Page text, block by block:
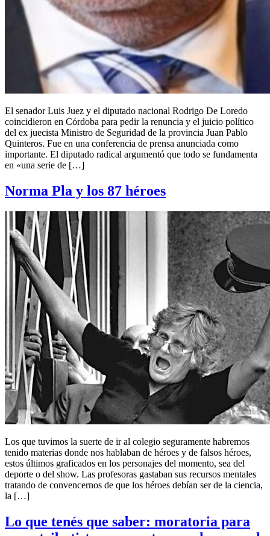
El senador Luis Juez y el diputado nacional Rodrigo De Loredo
coincidieron en Córdoba para pedir la renuncia y el juicio político
del ex juecista Ministro de Seguridad de la provincia Juan Pablo
Quinteros. Fue en una conferencia de prensa anunciada como
importante. El diputado radical argumentó que todo se fundamenta
en «una serie de […]
Norma Pla y los 87 héroes
Los que tuvimos la suerte de ir al colegio seguramente habremos
tenido materias donde nos hablaban de héroes y de falsos héroes,
estos últimos graficados en los personajes del momento, sea del
deporte o del show. Las profesoras gastaban sus recursos mentales
tratando de convencernos de que los héroes debían ser de la ciencia,
la […]
Lo que tenés que saber: moratoria para